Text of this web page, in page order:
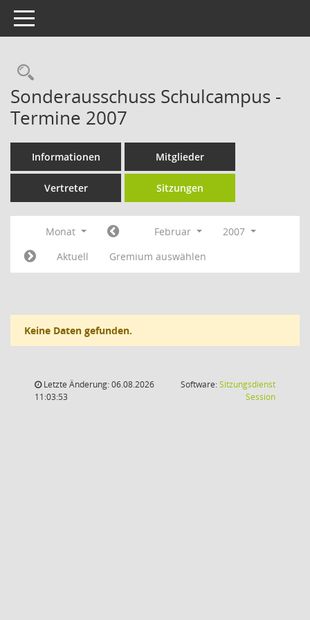
Toggle navigation
Rechercheauswahl
Sonderausschuss Schulcampus -
Termine 2007
Informationen Mitglieder
Vertreter Sitzungen
Monat Februar
2007
Aktuell
Gremium auswählen
Keine Daten gefunden.
Letzte Änderung: 06.08.2026
11:03:53
Software:Sitzungsdienst
Session(Wird in